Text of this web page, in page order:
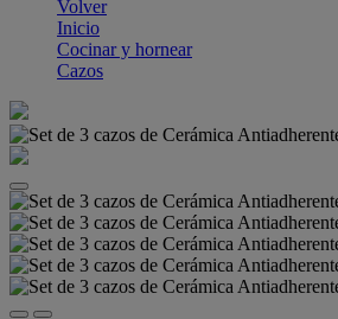
Volver
Inicio
Cocinar y hornear
Cazos